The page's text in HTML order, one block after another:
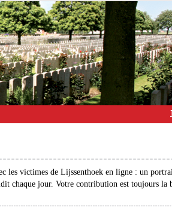
les victimes de Lijssenthoek en ligne : un
chaque jour. Votre contribution est toujours la